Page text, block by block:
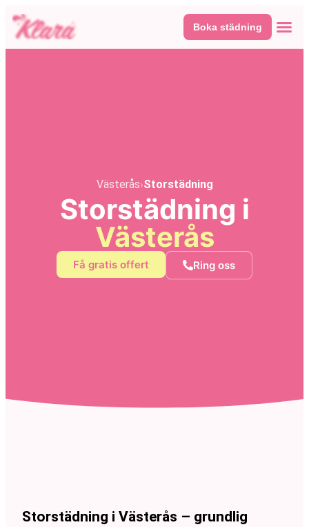
Boka städning
Västerås›Storstädning
Storstädning i
Västerås
Få gratis offert Ring oss
Storstädning i Västerås – grundlig